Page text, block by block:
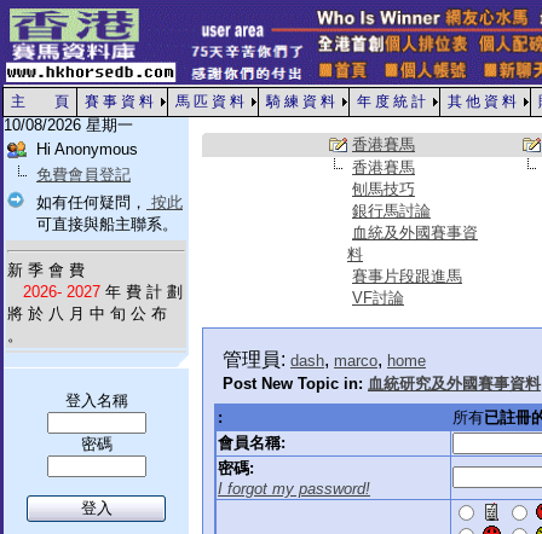
主 頁 賽 事 資 料 馬 匹 資 料 騎 練 資 料 年 度 統 計 其 他 資 料
10/08/2026 星期一
Hi Anonymous
免費會員登記
如有任何疑問， 按此
可直接與船主聯系。
新 季 會 費
2026- 2027 年 費 計 劃
將 於 八 月 中 旬 公 布
。
登入名稱
密碼
香港賽馬
香港賽馬
刨馬技巧
銀行馬討論
血統及外國賽事資
料
賽事片段跟進馬
VF討論
管理員: dash, marco, home
Post New Topic in: 血統研究及外國賽事資料
:
所有已註冊
會員名稱:
密碼:
I forgot my password!